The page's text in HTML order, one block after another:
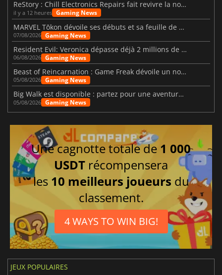
ReStory : Chill Electronics Repairs fait revivre la nostalgie des années 2000
il y a 12 heures Gaming News
MARVEL Tōkon dévoile ses débuts et sa feuille de route
07/08/2026 Gaming News
Resident Evil: Veronica dépasse déjà 2 millions de wishlists
06/08/2026 Gaming News
Beast of Reincarnation : Game Freak dévoile un nouveau pari
05/08/2026 Gaming News
Big Walk est disponible : partez pour une aventure entre amis
05/08/2026 Gaming News
Une cagnotte totale de 1 000
USDT récompensera
les 10 meilleurs joueurs du
classement.
4 WAYS TO WIN BIG!
JEUX POPULAIRES